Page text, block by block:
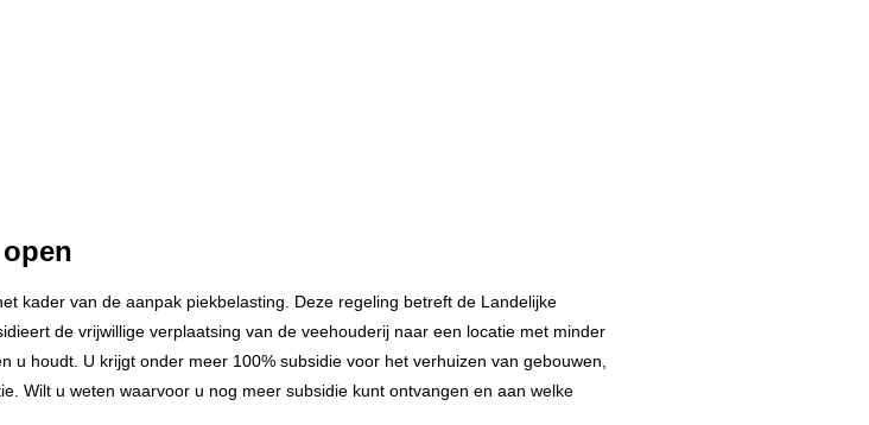
kader van de aanpak piekbelasting. Deze regeling betreft de Landelijke
de vrijwillige verplaatsing van de veehouderij naar een locatie met minder
houdt. U krijgt onder meer 100% subsidie voor het verhuizen van gebouwen,
Wilt u weten waarvoor u nog meer subsidie kunt ontvangen en aan welke